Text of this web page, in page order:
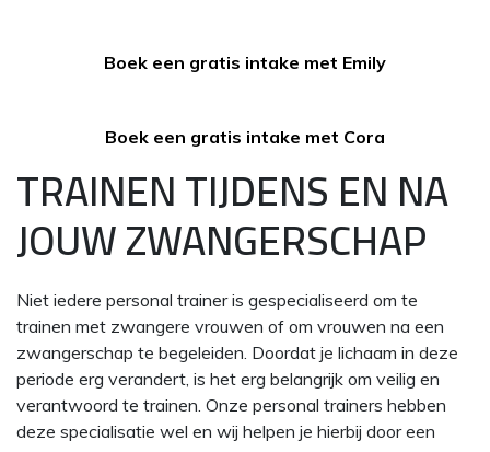
Boek een gratis intake met Emily
Boek een gratis intake met Cora
TRAINEN TIJDENS EN NA
JOUW ZWANGERSCHAP
Niet iedere personal trainer is gespecialiseerd om te
trainen met zwangere vrouwen of om vrouwen na een
zwangerschap te begeleiden. Doordat je lichaam in deze
periode erg verandert, is het erg belangrijk om veilig en
verantwoord te trainen. Onze personal trainers hebben
deze specialisatie wel en wij helpen je hierbij door een